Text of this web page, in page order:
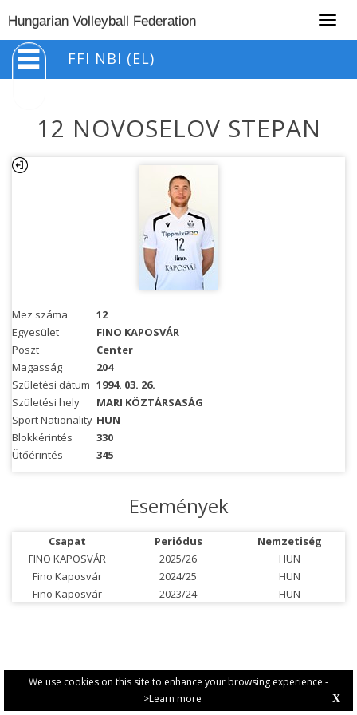
We use cookies on this site to enhance your browsing experience -
>Learn more
X
Hungarian Volleyball Federation
FFI NBI (EL)
12 NOVOSELOV STEPAN
Mez száma
12
Egyesület
FINO KAPOSVÁR
Poszt
Center
Magasság
204
Születési dátum 1994. 03. 26.
Születési hely
MARI KÖZTÁRSASÁG
Sport Nationality HUN
Blokkérintés
330
Ütőérintés
345
Események
Csapat Periódus
Nemzetiség
FINO KAPOSVÁR
2025/26
HUN
Fino Kaposvár
2024/25
HUN
Fino Kaposvár
2023/24 HUN